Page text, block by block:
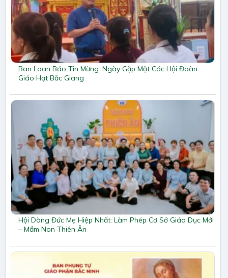
Ban Loan Báo Tin Mừng: Ngày Gặp Mặt Các Hội Đoàn
Giáo Hạt Bắc Giang
Hội Dòng Đức Mẹ Hiệp Nhất: Làm Phép Cơ Sở Giáo Dục Mới
– Mầm Non Thiên Ân